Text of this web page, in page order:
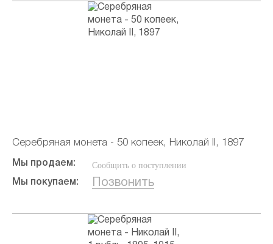
Серебряная монета - 50 копеек, Николай II, 1897
Мы продаем: Сообщить о поступлении
Мы покупаем: Позвонить